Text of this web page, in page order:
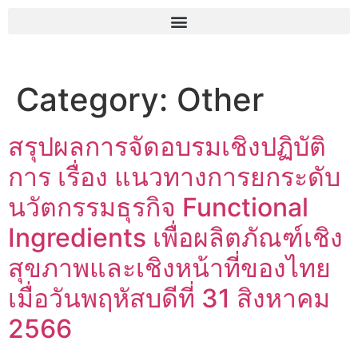
Category: Other
สรุปผลการจัดอบรมเชิงปฏิบัติ
การ เรื่อง แนวทางการยกระดับ
นวัตกรรมธุรกิจ Functional
Ingredients เพื่อผลิตภัณฑ์เชิง
สุขภาพและเชิงหน้าที่ของไทย
เมื่อวันพฤหัสบดีที่ 31 สิงหาคม
2566